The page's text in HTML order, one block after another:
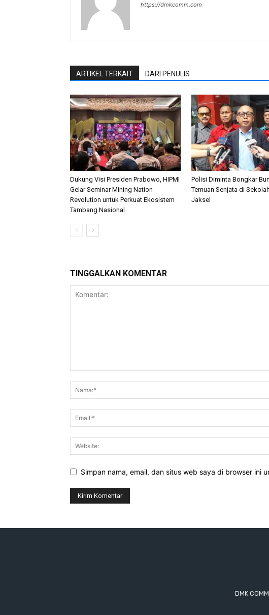
https://dmkcomm.com
ARTIKEL TERKAIT DARI PENULIS
Dukung Visi Presiden Prabowo, HIPMI
Gelar Seminar Mining Nation
Revolution untuk Perkuat Ekosistem
Tambang Nasional
Polisi Diminta Bongkar
Temuan Senjata di
Jaksel
TINGGALKAN KOMENTAR
Simpan nama, email, dan situs web saya di browser ini
DMK